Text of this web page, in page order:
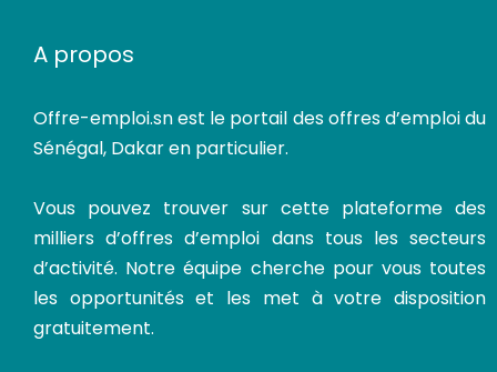
A propos
Offre-emploi.snest le portail des offres d’emploi du
Sénégal, Dakar en particulier.
Vous pouvez trouver sur cette plateforme des
milliers d’offres d’emploi dans tous les secteurs
d’activité. Notre équipe cherche pour vous toutes
les opportunités et les met à votre disposition
gratuitement.